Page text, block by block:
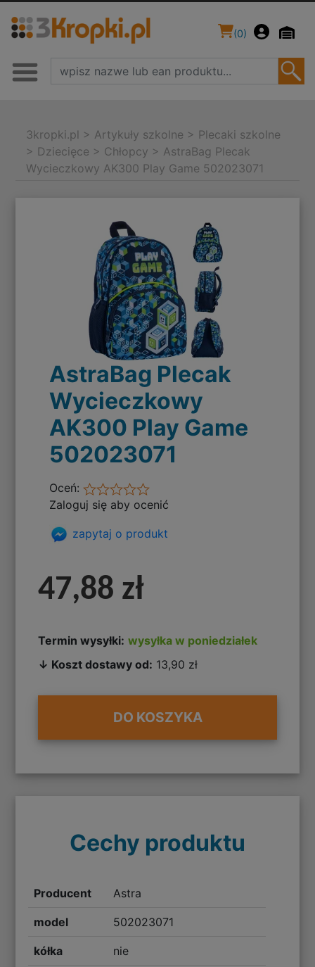
(0)
3kropki.pl > Artykuły szkolne > Plecaki szkolne
> Dziecięce > Chłopcy > AstraBag Plecak
Wycieczkowy AK300 Play Game 502023071
AstraBag Plecak
Wycieczkowy
AK300 Play Game
502023071
Oceń:
Zaloguj się aby ocenić
zapytaj o produkt
47,88 zł
Termin wysyłki: wysyłka w poniedziałek
↓ Koszt dostawy od: 13,90 zł
DO KOSZYKA
Cechy produktu
Producent Astra
model 502023071
kółka nie